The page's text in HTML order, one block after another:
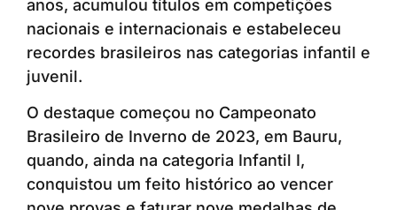
anos, acumulou títulos em competições
nacionais e internacionais e estabeleceu
recordes brasileiros nas categorias infantil e
juvenil.
O destaque começou no Campeonato
Brasileiro de Inverno de 2023, em Bauru,
quando, ainda na categoria Infantil I,
conquistou um feito histórico ao vencer